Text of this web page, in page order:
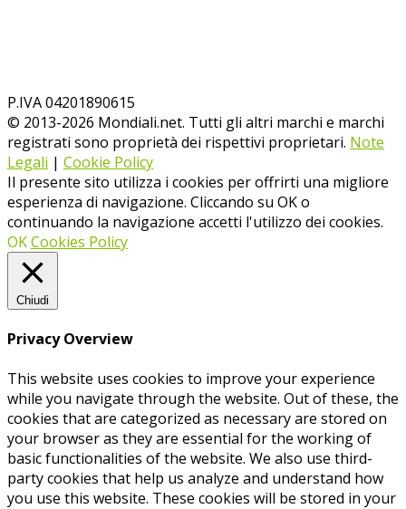
P.IVA 04201890615
© 2013-2026 Mondiali.net. Tutti gli altri marchi e marchi
registrati sono proprietà dei rispettivi proprietari. Note
Legali | Cookie Policy
Il presente sito utilizza i cookies per offrirti una migliore
esperienza di navigazione. Cliccando su OK o
continuando la navigazione accetti l'utilizzo dei cookies.
OKCookies Policy
Chiudi
Privacy Overview
This website uses cookies to improve your experience
while you navigate through the website. Out of these, the
cookies that are categorized as necessary are stored on
your browser as they are essential for the working of
basic functionalities of the website. We also use third-
party cookies that help us analyze and understand how
you use this website. These cookies will be stored in your